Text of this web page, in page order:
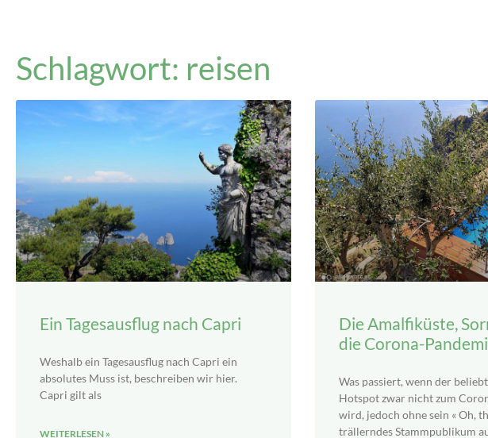
Schlagwort: reisen
Ein Tagesausflug nach Capri
Weshalb ein Tagesausflug nach Capri ein
absolutes Muss ist, beschreiben wir hier.
Capri gilt als
WEITERLESEN »
Die Amalfiküste,
die Corona-
Was passiert, wenn der
Hotspot zwar nicht zum
wird, jedoch ohne sein « Oh,
trällerndes Stammpublikum